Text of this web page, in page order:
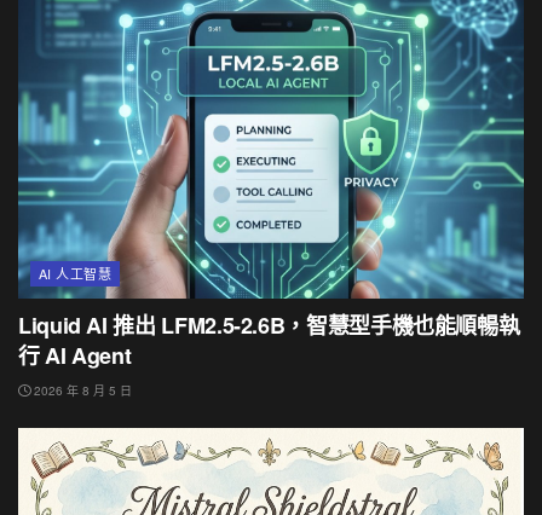
AI 人工智慧
Liquid AI 推出 LFM2.5-2.6B，智慧型手機也能順暢執
行 AI Agent
2026 年 8 月 5 日